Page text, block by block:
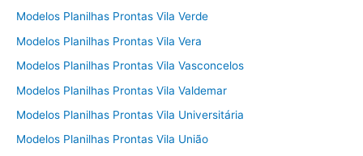
Modelos Planilhas Prontas Vila Verde
Modelos Planilhas Prontas Vila Vera
Modelos Planilhas Prontas Vila Vasconcelos
Modelos Planilhas Prontas Vila Valdemar
Modelos Planilhas Prontas Vila Universitária
Modelos Planilhas Prontas Vila União